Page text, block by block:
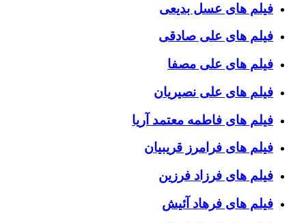
فیلم های عسل بدیعی
فیلم های علی صادقی
فیلم های علی مصفا
فیلم های علی نصیریان
فیلم های فاطمه معتمد آریا
فیلم های فرامرز قریبیان
فیلم های فرزاد فرزین
فیلم های فرهاد آئیش